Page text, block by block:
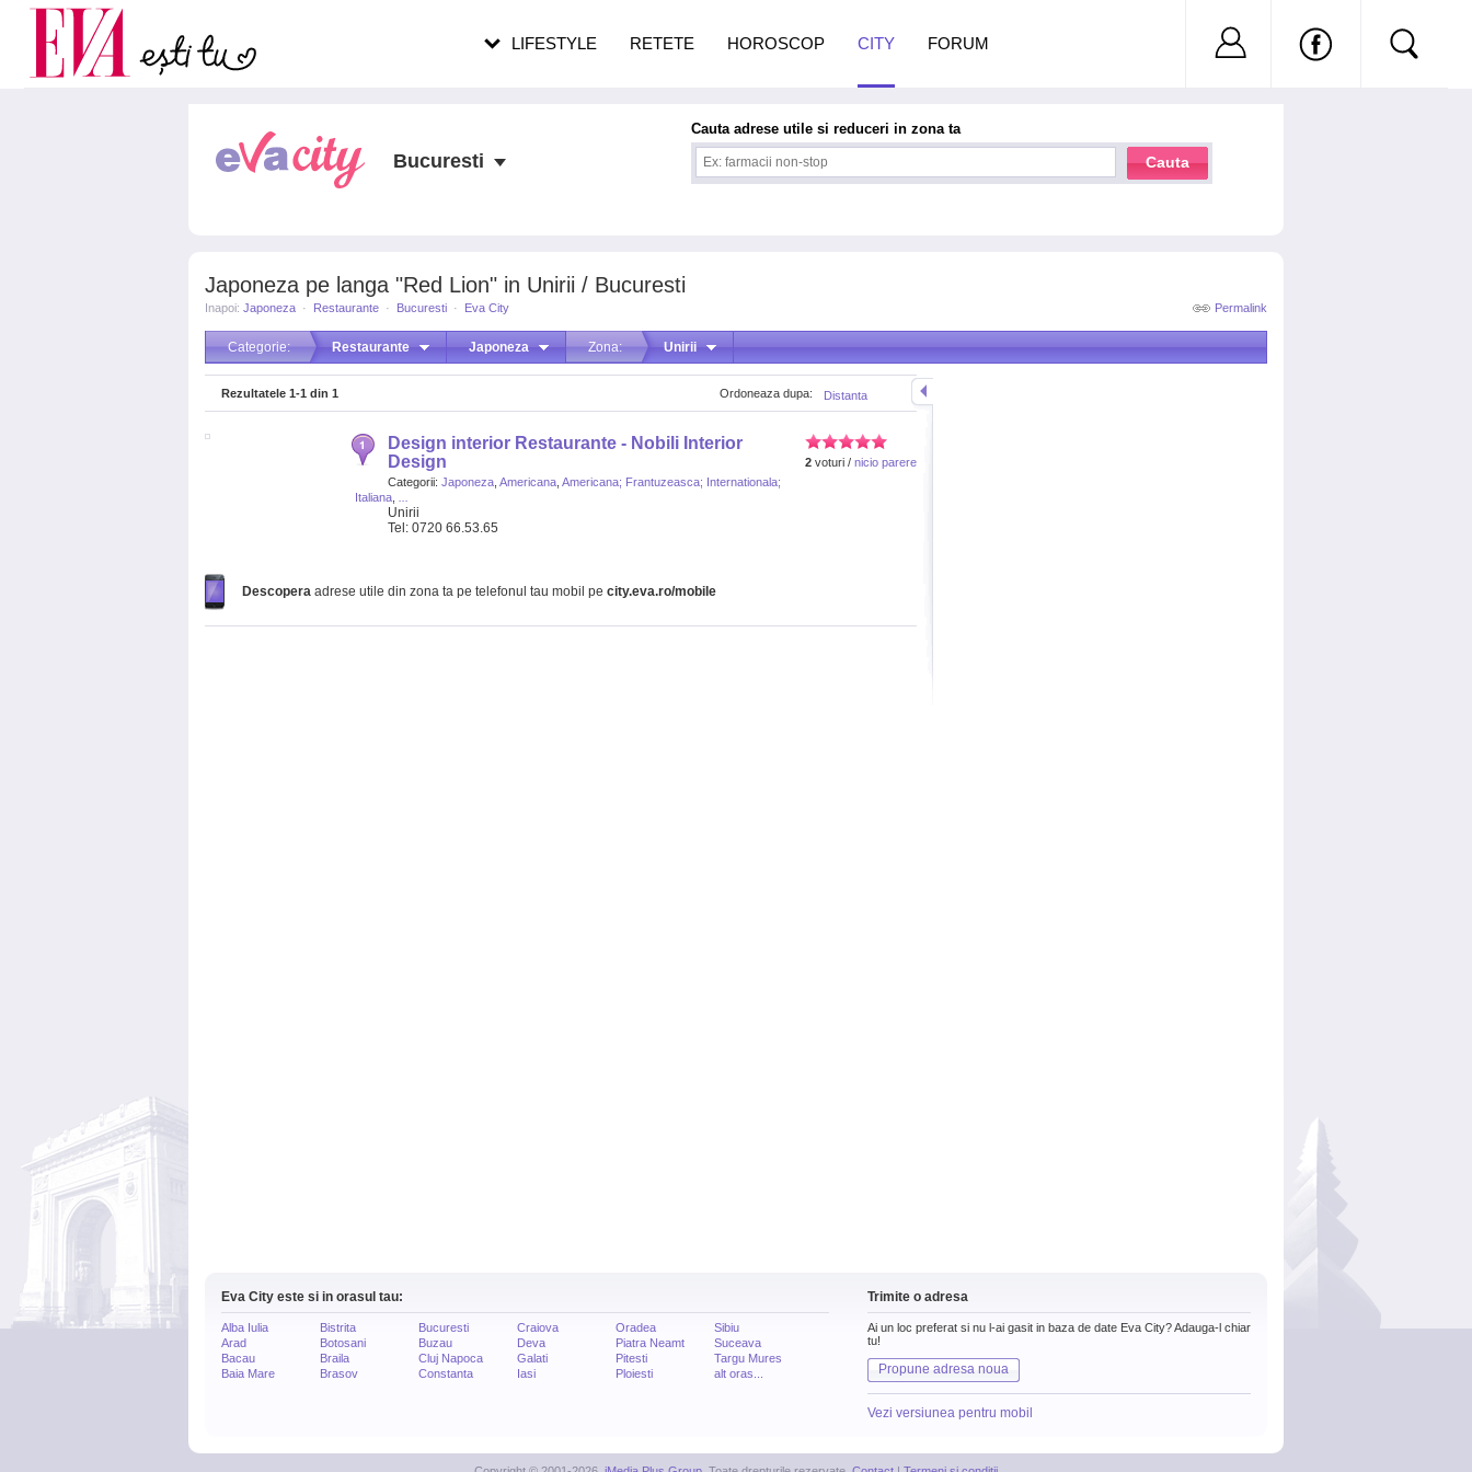
Japoneza pe langa "Red Lion" in Unirii / Bucuresti
Permalink
Inapoi: Japoneza · Restaurante · Bucuresti · Eva City
Categorie: Restaurante Japoneza Zona: Unirii
Distanta
Ordoneaza dupa:
Rezultatele 1-1 din 1
2 voturi / nicio parere
Design interior Restaurante - Nobili Interior
Design
Categorii: Japoneza Americana Americana; Frantuzeasca; Internationala;
Italiana
Unirii
Tel: 0720 66.53.65
Descopera adrese utile din zona ta pe telefonul tau mobil pe city.eva.ro/mobile
Eva City este si in orasul tau:
Alba Iulia
Arad
Bacau
Baia Mare
Bistrita
Botosani
Braila
Brasov
Bucuresti
Buzau
Cluj Napoca
Constanta
Craiova
Deva
Galati
Iasi
Oradea
Piatra Neamt
Pitesti
Ploiesti
Sibiu
Suceava
Targu Mures
alt oras...
Trimite o adresa
Ai un loc preferat si nu l-ai gasit in baza de date Eva City? Adauga-l chiar
tu!
Propune adresa noua
Vezi versiunea pentru mobil
Bucuresti
Cauta adrese utile si reduceri in zona ta
Cauta
LIFESTYLE RETETE HOROSCOP CITY FORUM Nu ai cont?
Carieră
Actualitate